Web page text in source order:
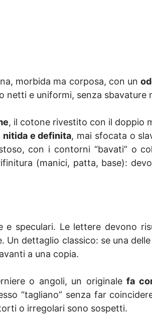
morbida ma corposa, con un
netti e uniformi, senza sbavature
, il cotone rivestito con il doppio
nitida e definita, mai sfocata o
con i contorni “bavati” o
(manici, patta, base):
speculari. Le lettere devono
Un dettaglio classico: se una
a una copia.
o angoli, un originale fa
“tagliano” senza far
o irregolari sono sospetti.